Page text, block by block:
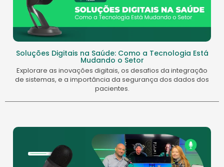
Soluções Digitais na Saúde: Como a Tecnologia Está
Mudando o Setor
Explorare as inovações digitais, os desafios da integração
de sistemas, e a importância da segurança dos dados dos
pacientes.